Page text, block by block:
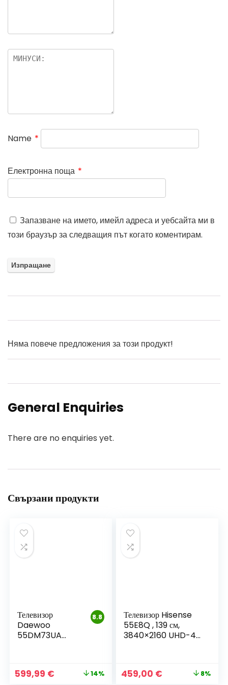
Name *
Електронна поща *
Запазване на името, имейл адреса и уебсайта ми в
този браузър за следващия път когато коментирам.
Няма повече предложения за този продукт!
General Enquiries
There are no enquiries yet.
Свързани продукти
8.8
Телевизор
Daewoo
55DM73UA
Original
599,99 € Текущата14%
Телевизор Hisense
55E8Q , 139 см,
3840×2160 UHD-4K
Original
459,00 € Текущата8%